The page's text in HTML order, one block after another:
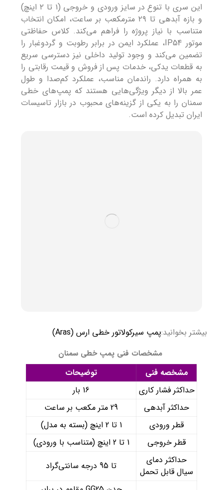
این سری با تنوع در سایز ورودی و خروجی (۱ تا ۲ اینچ)
و بازه آبدهی تا ۲۹ مترمکعب بر ساعت، امکان انتخاب
متناسب با نیاز پروژه را فراهم می‌کند. کلاس حفاظتی
موتور IP54، عملکرد ایمن در برابر رطوبت و گردوغبار را
تضمین می‌کند و وجود تولید داخلی نیز دسترسی سریع
به قطعات یدکی، خدمات پس از فروش و قیمت رقابتی را
به همراه دارد. راندمان مناسب، عملکرد کم‌صدا و طول
عمر بالا از دیگر ویژگی‌هایی هستند که پمپ‌های خطی
سمنان را به یکی از گزینه‌های محبوب در بازار تاسیسات
ایران تبدیل کرده است.
بیشتر بخوانید:پمپ سیرکولاتور خطی ارس (Aras)
مشخصات فنی پمپ خطی سمنان
مشخصه فنی
توضیحات
حداکثر فشار کاری
16 بار
حداکثر آبدهی
29 متر مکعب بر ساعت
قطر ورودی
1 تا 2 اینچ (بسته به مدل)
قطر خروجی
1 تا 2 اینچ (متناسب با ورودی)
حداکثر دمای
سیال قابل تحمل
تا 95 درجه سانتی‌گراد